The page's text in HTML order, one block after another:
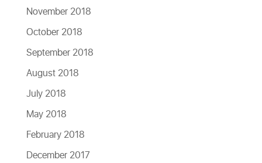
November 2018
October 2018
September 2018
August 2018
July 2018
May 2018
February 2018
December 2017